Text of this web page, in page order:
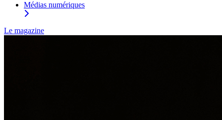
Médias numériques
Le magazine